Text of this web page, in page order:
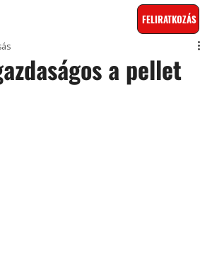
FELIRATKOZÁS
a pellet